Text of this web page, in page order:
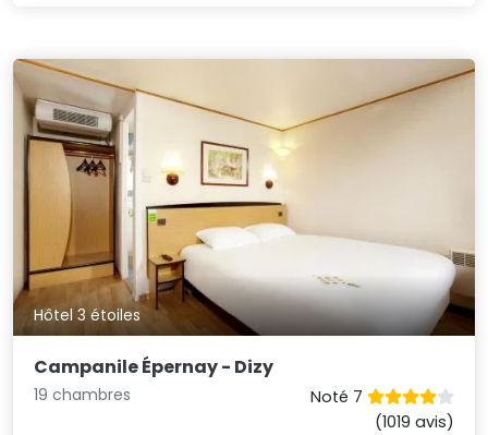
Hôtel 3 étoiles
Campanile Épernay - Dizy
19 chambres
Noté 7
(1019 avis)